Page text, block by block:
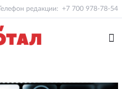
Телефон редакции: +7 700 978-78-54